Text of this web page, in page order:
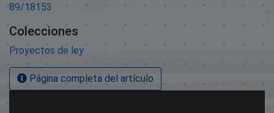
89/18153
Colecciones
Proyectos de ley
Página completa del artículo